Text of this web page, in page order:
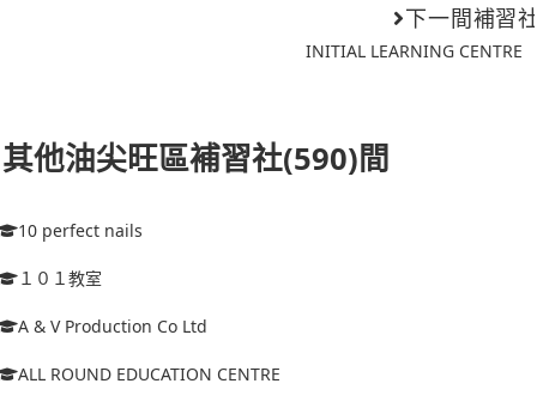
下一間補習
INITIAL LEARNING CENTRE
其他油尖旺區補習社(590)間
10 perfect nails
１０１教室
A & V Production Co Ltd
ALL ROUND EDUCATION CENTRE